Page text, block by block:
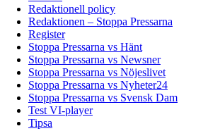
Redaktionell policy
Redaktionen – Stoppa Pressarna
Register
Stoppa Pressarna vs Hänt
Stoppa Pressarna vs Newsner
Stoppa Pressarna vs Nöjeslivet
Stoppa Pressarna vs Nyheter24
Stoppa Pressarna vs Svensk Dam
Test VI-player
Tipsa